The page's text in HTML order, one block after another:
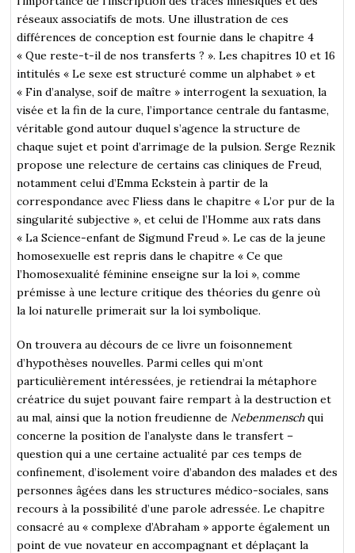
réseaux associatifs de mots. Une illustration de ces
différences de conception est fournie dans le chapitre 4
« Que reste-t-il de nos transferts ? ». Les chapitres 10 et 16
intitulés « Le sexe est structuré comme un alphabet » et
« Fin d’analyse, soif de maître » interrogent la sexuation, la
visée et la fin de la cure, l’importance centrale du fantasme,
véritable gond autour duquel s’agence la structure de
chaque sujet et point d’arrimage de la pulsion. Serge Reznik
propose une relecture de certains cas cliniques de Freud,
notamment celui d’Emma Eckstein à partir de la
correspondance avec Fliess dans le chapitre « L’or pur de la
singularité subjective », et celui de l’Homme aux rats dans
« La Science-enfant de Sigmund Freud ». Le cas de la jeune
homosexuelle est repris dans le chapitre « Ce que
l’homosexualité féminine enseigne sur la loi », comme
prémisse à une lecture critique des théories du genre où
la loi naturelle primerait sur la loi symbolique.
On trouvera au décours de ce livre un foisonnement
d’hypothèses nouvelles. Parmi celles qui m’ont
particulièrement intéressées, je retiendrai la métaphore
créatrice du sujet pouvant faire rempart à la destruction et
au mal, ainsi que la notion freudienne de Nebenmenschqui
concerne la position de l’analyste dans le transfert –
question qui a une certaine actualité par ces temps de
confinement, d’isolement voire d’abandon des malades et des
personnes âgées dans les structures médico-sociales, sans
recours à la possibilité d’une parole adressée. Le chapitre
consacré au « complexe d’Abraham » apporte également un
point de vue novateur en accompagnant et déplaçant la